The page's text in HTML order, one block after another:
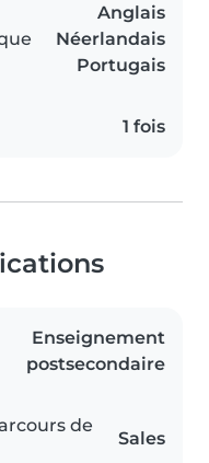
Anglais
Néerlandais
Portugais
1 fois
Enseignement
postsecondaire
de
Sales